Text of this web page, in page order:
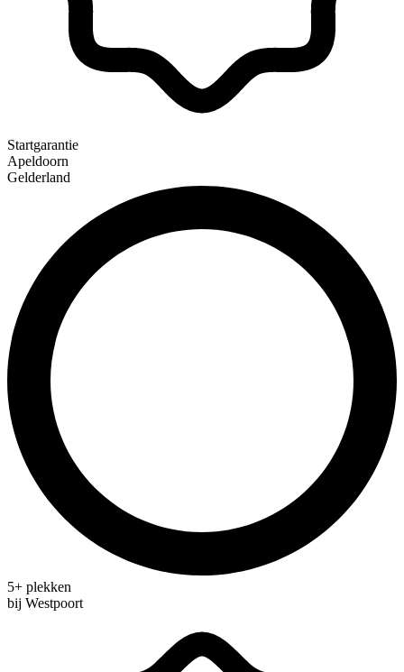
Startgarantie
Apeldoorn
Gelderland
5+ plekken
bij Westpoort